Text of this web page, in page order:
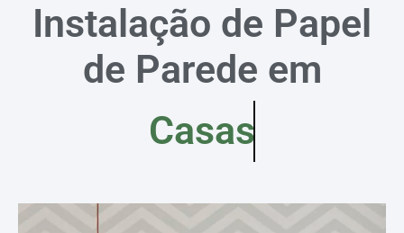
Instalação de Papel
de Parede em
Casas